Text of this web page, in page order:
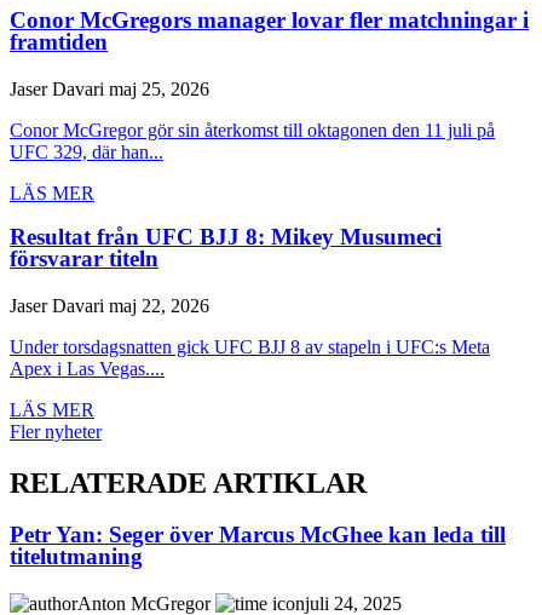
Conor McGregors manager lovar fler matchningar i
framtiden
Jaser Davari maj 25, 2026
Conor McGregor gör sin återkomst till oktagonen den 11 juli på
UFC 329, där han...
LÄS MER
Resultat från UFC BJJ 8: Mikey Musumeci
försvarar titeln
Jaser Davari maj 22, 2026
Under torsdagsnatten gick UFC BJJ 8 av stapeln i UFC:s Meta
Apex i Las Vegas....
LÄS MER
Fler nyheter
RELATERADE ARTIKLAR
Petr Yan: Seger över Marcus McGhee kan leda till
titelutmaning
Anton McGregor
juli 24, 2025